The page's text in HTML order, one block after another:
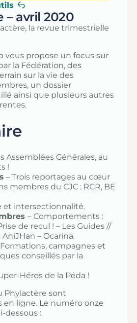
– avril 2020
la revue trimestrielle
vous propose un focus sur
la Fédération, des
sur la vie des
un dossier
ainsi que plusieurs autres
Assemblées Générales, au
!
– Trois reportages au cœur
membres du CJC : RCR, BE
et intersectionnalité.
– Comportements :
de recul ! – Les Guides //
– Ocarina.
campagnes et
conseillés par la
Héros de la Péda !
Phylactère sont
en ligne. Le numéro onze
dessous :